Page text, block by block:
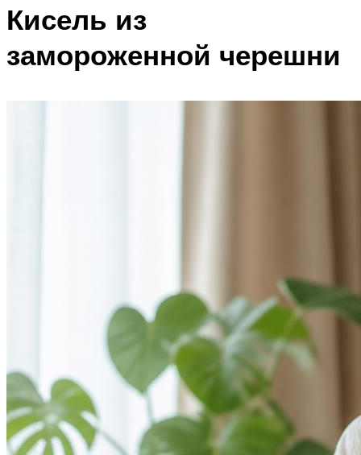
Кисель из
замороженной черешни